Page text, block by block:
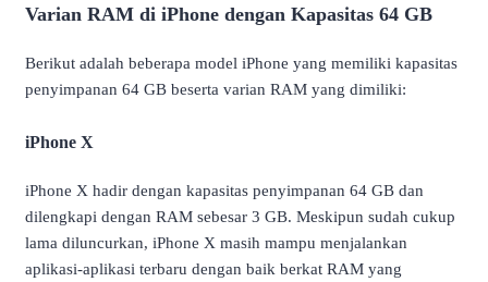
Varian RAM di iPhone dengan Kapasitas 64 GB
Berikut adalah beberapa model iPhone yang memiliki kapasitas
penyimpanan 64 GB beserta varian RAM yang dimiliki:
iPhone X
iPhone X hadir dengan kapasitas penyimpanan 64 GB dan
dilengkapi dengan RAM sebesar 3 GB. Meskipun sudah cukup
lama diluncurkan, iPhone X masih mampu menjalankan
aplikasi-aplikasi terbaru dengan baik berkat RAM yang